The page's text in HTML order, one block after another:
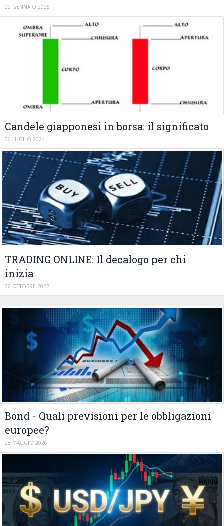
02 GENNAIO 2025
Candele giapponesi in borsa: il significato
06 LUGLIO 2024
TRADING ONLINE: Il decalogo per chi
inizia
22 OTTOBRE 2022
Bond - Quali previsioni per le obbligazioni
europee?
28 MAGGIO 2026